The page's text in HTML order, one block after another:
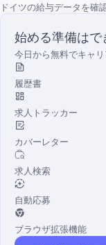
ドイツの給与データを確
始める準備はで
今日から無料でキャ
履歴書
求人トラッカー
カバーレター
求人検索
自動応募
ブラウザ拡張機能